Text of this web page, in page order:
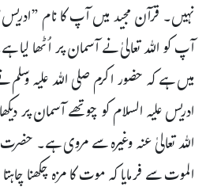
نہیں۔ قرآن مجید میں آپ کا نام
آپ کو اللہ تعالیٰ نے آسمان پر اُٹھا
میں ہے کہ حضور اکرم صلی اللہ علیہ
ادریس علیہ السلام کو چوتھے آسمان پر
اللہ تعالیٰ عنہ وغیرہ سے مروی ہے۔
الموت سے فرمایا کہ موت کا مزہ چکھنا